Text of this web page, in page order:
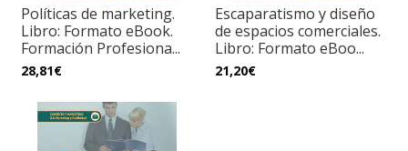
Políticas de marketing.
Libro: Formato eBook.
Formación Profesiona...
28,81€
Escaparatismo y diseño
de espacios comerciales.
Libro: Formato eBoo...
21,20€